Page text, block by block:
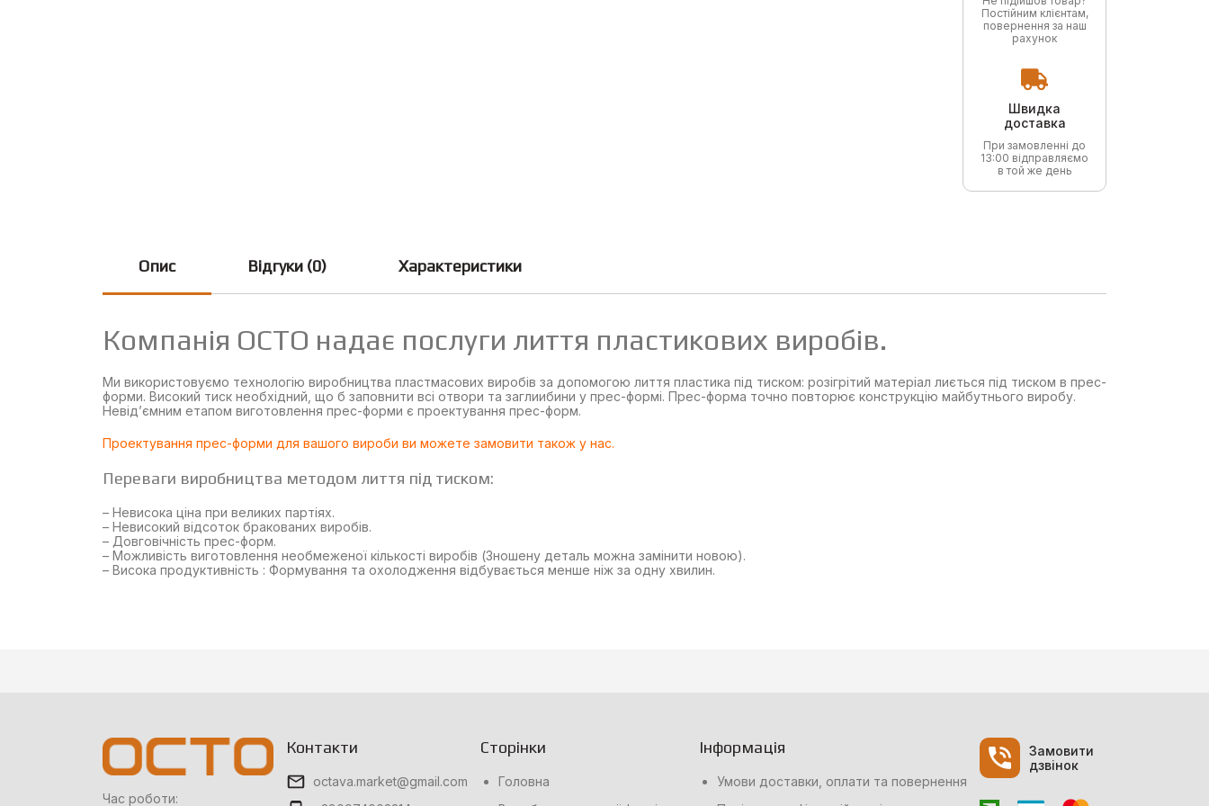
Постійним клієнтам,
повернення за наш
рахунок
Швидка
доставка
При замовленні до
13:00 відправляємо
в той же день
Опис Відгуки (0) Характеристики
Компанія OCTO надає послуги лиття пластикових виробів.
Ми використовуємо технологію виробництва пластмасових виробів за допомогою лиття пластика під тиском: розігрітий матеріал лиється під тиском в прес-
форми. Високий тиск необхідний, що б заповнити всі отвори та заглиибини у прес-формі. Прес-форма точно повторює конструкцію майбутнього виробу.
Невід’ємним етапом виготовлення прес-форми є проектування прес-форм.
Проектування прес-форми для вашого вироби ви можете замовити також у нас.
Переваги виробництва методом лиття під тиском:
– Невисока ціна при великих партіях.
– Невисокий відсоток бракованих виробів.
– Довговічність прес-форм.
– Можливість виготовлення необмеженої кількості виробів (Зношену деталь можна замінити новою).
– Висока продуктивність : Формування та охолодження відбувається менше ніж за одну хвилин.
Час роботи:
Контакти
octava.market@gmail.com
Сторінки
Головна
Інформація
Умови доставки, оплати та повернення
Замовити
дзвінок